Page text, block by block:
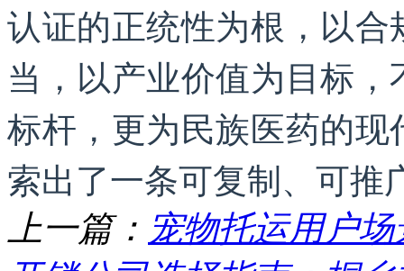
认证的正统性为根，以
当，以产业价值为目标
标杆，更为民族医药的
索出了一条可复制、可推
上一篇： 宠物托运用户